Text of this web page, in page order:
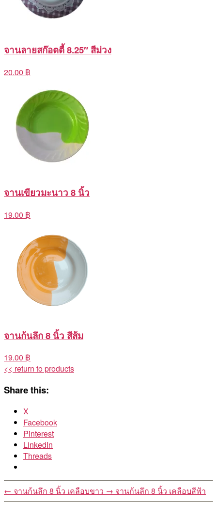
จานลายสก๊อตตี้ 8.25″ สีม่วง
20.00 ฿
จานเขียวมะนาว 8 นิ้ว
19.00 ฿
จานก้นลึก 8 นิ้ว สีส้ม
19.00 ฿
<< return to products
Share this:
X
Facebook
Pinterest
LinkedIn
Threads
← จานก้นลึก 8 นิ้ว เคลือบขาว → จานก้นลึก 8 นิ้ว เคลือบสีฟ้า